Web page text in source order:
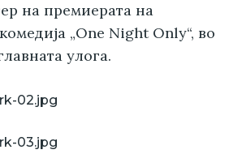
на премиерата на
„One Night Only“, во
улога.